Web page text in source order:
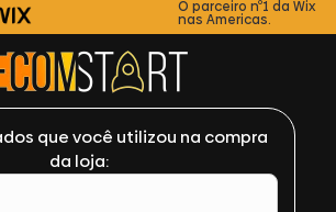
O parceiro nº1 da Wix
nas Americas.
que você utilizou na compra
da loja: